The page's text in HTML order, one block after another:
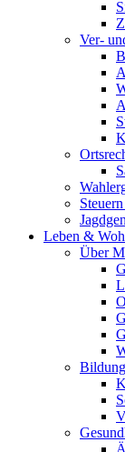
Ver-
Leben &
Über
Bildung